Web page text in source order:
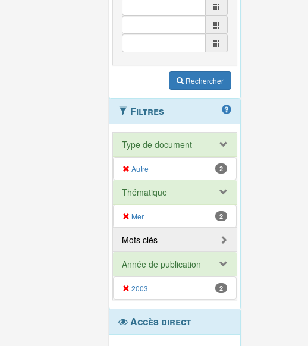
Rechercher
Filtres
Type de document
Autre 2
Thématique
Mer 2
Mots clés
Année de publication
2003 2
Accès direct